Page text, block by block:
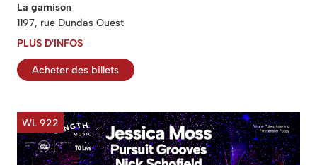
La garnison
1197, rue Dundas Ouest
PLUS D'INFOS
Acheter des billets
WL 922